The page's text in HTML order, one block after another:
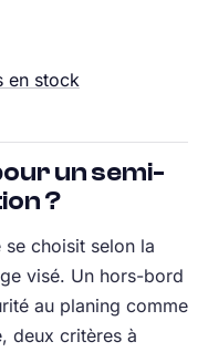
en stock
un semi-
?
se choisit selon la
visé. Un hors-bord
au planing comme
deux critères à